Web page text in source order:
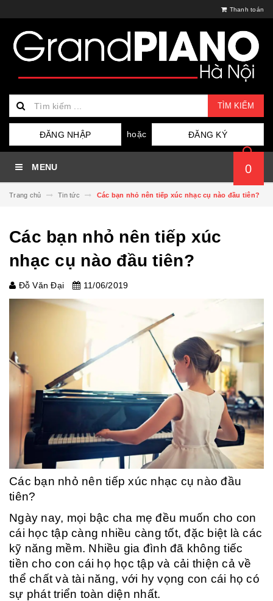
Thanh toán
TÌM KIẾM
ĐĂNG NHẬP hoặc ĐĂNG KÝ
MENU 0
Trang chủ Tin tức Các bạn nhỏ nên tiếp xúc nhạc cụ nào đầu tiên?
Các bạn nhỏ nên tiếp xúc
nhạc cụ nào đầu tiên?
Đỗ Văn Đại 11/06/2019
Các bạn nhỏ nên tiếp xúc nhạc cụ nào đầu
tiên?
Ngày nay, mọi bậc cha mẹ đều muốn cho con
cái học tập càng nhiều càng tốt, đặc biệt là các
kỹ năng mềm. Nhiều gia đình đã không tiếc
tiền cho con cái họ học tập và cải thiện cả về
thể chất và tài năng, với hy vọng con cái họ có
sự phát triển toàn diện nhất.